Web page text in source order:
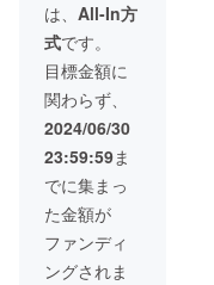
ター × 1
製造番
号刻印
証明書
制作
チーム
のサイ
ン（台
裏面）
アプリ
ケー
ション
（iOS/A
ndroid
） メー
は、 All-In方
式です。
目標金額に
関わらず、
2024/06/30
23:59:59ま
でに集まっ
た金額が
ファンディ
ングされま